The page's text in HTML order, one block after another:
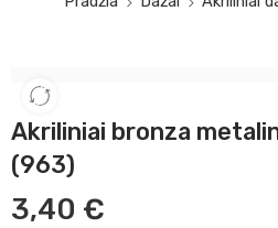
Akriliniai bronza
(963)
3,40 €